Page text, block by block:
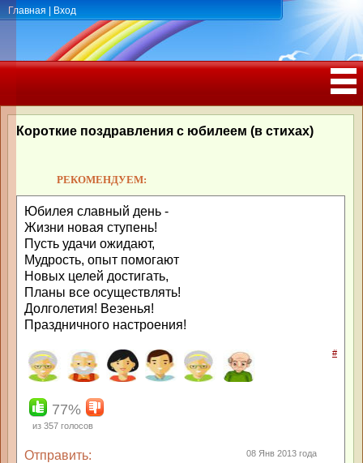
Главная Вход
РОЖДЕНИЯ, ЮБИЛЕЕМ
Короткие поздравления с юбилеем (в стихах)
РЕКОМЕНДУЕМ:
Юбилея славный день -
Жизни новая ступень!
Пусть удачи ожидают,
Мудрость, опыт помогают
Новых целей достигать,
Планы все осуществлять!
Долголетия! Везенья!
Праздничного настроения!
#
77%
из 357 голосов
Отправить:
08 Янв 2013 года